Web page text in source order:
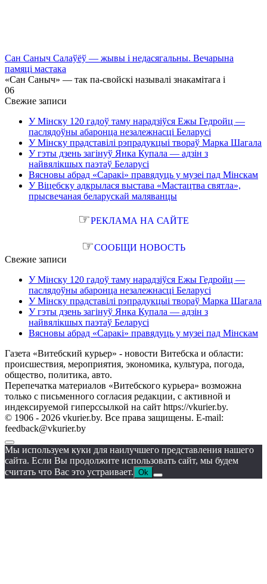
Сан Саныч Салаўёў — жывы і недасягальны. Вечарына
памяці мастака
«Сан Саныч» — так па-свойскі называлі знакамітага і
06
Свежие записи
У Мінску 120 гадоў таму нарадзіўся Ежы Гедройц —
паслядоўны абаронца незалежнасці Беларусі
У Мінску прадставілі рэпрадукцыі твораў Марка Шагала
У гэты дзень загінуў Янка Купала — адзін з
найвялікшых паэтаў Беларусі
Вясновы абрад «Саракі» правядуць у музеі пад Мінскам
У Віцебску адкрылася выстава «Мастацтва святла»,
прысвечаная беларускай маляванцы
☞РЕКЛАМА НА САЙТЕ
☞СООБЩИ НОВОСТЬ
Свежие записи
У Мінску 120 гадоў таму нарадзіўся Ежы Гедройц —
паслядоўны абаронца незалежнасці Беларусі
У Мінску прадставілі рэпрадукцыі твораў Марка Шагала
У гэты дзень загінуў Янка Купала — адзін з
найвялікшых паэтаў Беларусі
Вясновы абрад «Саракі» правядуць у музеі пад Мінскам
Газета «Витебский курьер» - новости Витебска и области:
происшествия, мероприятия, экономика, культура, погода,
общество, политика, авто.
Перепечатка материалов «Витебского курьера» возможна
только с письменного согласия редакции, с активной и
индексируемой гиперссылкой на сайт https://vkurier.by.
© 1906 - 2026 vkurier.by. Все права защищены. E-mail:
feedback@vkurier.by
Мы используем куки для наилучшего представления нашего
сайта. Если Вы продолжите использовать сайт, мы будем
считать что Вас это устраивает. Ok